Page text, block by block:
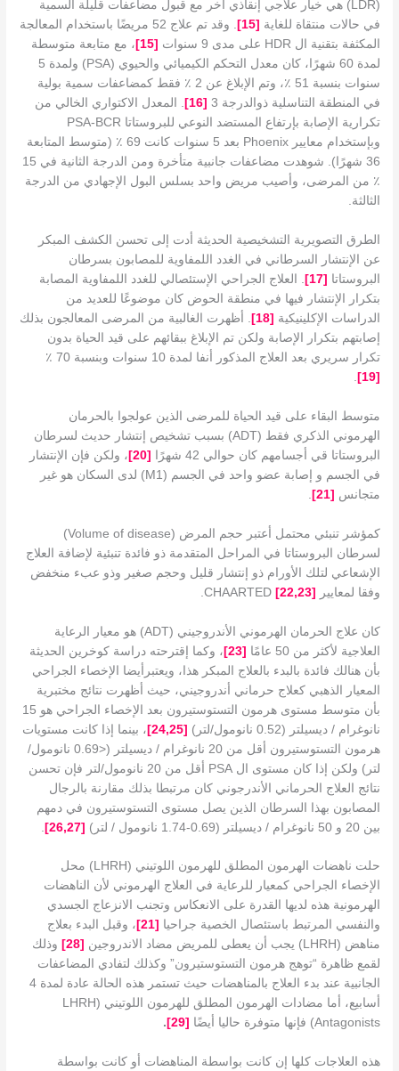
(LDR) هي خيار علاجي إنقاذي آخر مع قبول مضاعفات قليلة السمية
في حالات منتقاة للغاية [
15
]
. وقد تم علاج 52 مريضًا باستخدام المعالجة
المكثفة بتقنية ال HDR على مدى 9 سنوات
[
15
] ، مع متابعة متوسطة
لمدة 60 شهرًا، كان معدل التحكم الكيميائي والحيوي (PSA) ولمدة 5
سنوات بنسبة 51 ٪، وتم الإبلاغ عن 2 ٪ فقط كمضاعفات سمية بولية
في المنطقة التناسلية ذوالدرجة 3
[
16
] . المعدل الاكتواري الخالي من
تكرارية الإصابة بإرتفاع المستضد النوعي للبروستاتا PSA-BCR
وبإستخدام معايير Phoenix بعد 5 سنوات كانت 69 ٪ (متوسط ​​المتابعة
36 شهرًا). شوهدت مضاعفات جانبية متأخرة ومن الدرجة الثانية في 15
٪ من المرضى، وأصيب مريض واحد بسلس البول الإجهادي من الدرجة
الثالثة.
الطرق التصويرية التشخيصية الحديثة أدت إلى تحسن الكشف المبكر
عن الإنتشار السرطاني في الغدد اللمفاوية للمصابون بسرطان
البروستاتا [
17
]
. العلاج الجراحي الإستئصالي للغدد اللمفاوية المصابة
بتكرار الإنتشار فيها في منطقة الحوض كان موضوعًا للعديد من
الدراسات الإكلينيكية [
18
]
. أظهرت الغالبية من المرضى المعالجون بذلك
إصابتهم بتكرار الإصابة ولكن تم الإبلاغ ببقائهم على قيد الحياة بدون
تكرار سريري بعد العلاج المذكور أنفا لمدة 10 سنوات وبنسبة 70 ٪
[
19
]
متوسط ​​البقاء على قيد الحياة للمرضى الذين عولجوا بالحرمان
الهرموني الذكري فقط (ADT) بسبب تشخيص إنتشار حديث لسرطان
البروستاتا قي أجسامهم كان حوالي 42 شهرًا
[
20
] ، ولكن فإن الإنتشار
في الجسم و إصابة عضو واحد في الجسم (M1) لدى السكان هو غير
متجانس [
21
]
كمؤشر تنبئي محتمل أعتبر حجم المرض (Volume of disease)
لسرطان البروستاتا في المراحل المتقدمة ذو فائدة تنبئية لإضافة العلاج
الإشعاعي لتلك الأورام ذو إنتشار قليل وحجم صغير وذو عبء منخفض
وفقا لمعايير CHAARTED
[22,23]
كان علاج الحرمان الهرموني الأندروجيني (ADT) هو معيار الرعاية
العلاجية لأكثر من 50 عامًا
[
23
]، وكما إقترحته دراسة كوخرين الحديثة
بأن هنالك فائدة بالبدء بالعلاج المبكر هذا، ويعتبرأيضا الإخصاء الجراحي
المعيار الذهبي كعلاج حرماني أندروجيني، حيث أظهرت نتائج مختبرية
بأن متوسط ​​مستوى هرمون التستوستيرون بعد الإخصاء الجراحي هو 15
نانوغرام / ديسيلتر (0.52 نانومول/لتر)
[
24,25
]، بينما إذا كانت مستويات
هرمون التستوستيرون أقل من 20 نانوغرام / ديسيلتر (<0.69 نانومول/
لتر) ولكن إذا كان مستوى ال PSA أقل من 20 نانومول/لتر فإن تحسن
نتائج العلاج الحرماني الأندرجوني كان مرتبطا بذلك مقارنة بالرجال
المصابون بهذا السرطان الذين يصل مستوى التستوستيرون في دمهم
بين 20 و 50 نانوغرام / ديسيلتر (0.69-1.74 نانومول / لتر)
[
26,27
]
حلت ناهضات الهرمون المطلق للهرمون اللوتيني (LHRH) محل
الإخصاء الجراحي كمعيار للرعاية في العلاج الهرموني لأن الناهضات
الهرمونية هذه لديها القدرة على الانعكاس وتجنب الانزعاج الجسدي
والنفسي المرتبط باستئصال الخصية جراحيا [
21
] ، وقبل البدء بعلاج
مناهض (LHRH) يجب أن يعطى للمريض مضاد الاندروجين
[
28
] وذلك
لقمع ظاهرة “توهج هرمون التستوستيرون” وكذلك لتفادي المضاعفات
الجانبية عند بدء العلاج بالمناهضات حيث تستمر هذه الحالة عادة لمدة 4
أسابيع، أما مضادات الهرمون المطلق للهرمون اللوتيني (LHRH
Antagonists) فإنها متوفرة حاليا أيضًا
[
29
]
.
هذه العلاجات كلها إن كانت بواسطة المناهضات أو كانت بواسطة